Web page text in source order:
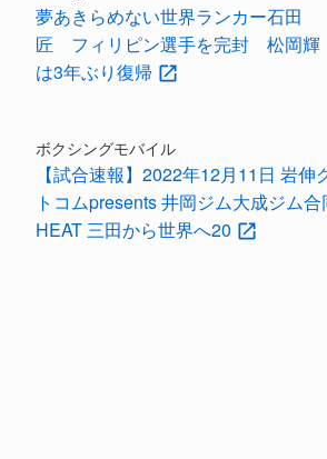
夢あきらめない世界ランカー石田
匠 フィリピン選手を完封 松岡輝
は3年ぶり復帰
ボクシングモバイル
【試合速報】2022年12月11日 岩伸
トコムpresents 井岡ジム大成ジム
HEAT 三田から世界へ20